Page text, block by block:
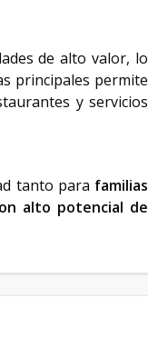
de alto valor, lo
principales permite
y servicios
tanto para familias
alto potencial de